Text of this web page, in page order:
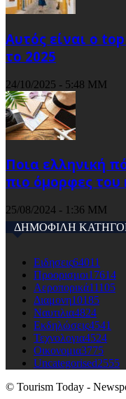
Αυτός είναι ο
το 2025
24/10/2025 - 5:48 ΜΜ
Ποια ελληνική
πιο όμορφες του
25/08/2024 - 1:36 ΜΜ
ΔΗΜΟΦΙΛΗ
Ειδησεις64011
Προορισμοι17614
Αεροπορικά11105
Διαμονη10185
Ναυτιλια4824
Εκδηλώσεις4541
Τεχνολογια4524
Οικονομια3775
Uncategorised2555
© Tourism Today -